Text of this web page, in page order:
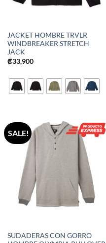
JACKET HOMBRE TRVLR
WINDBREAKER STRETCH
JACK
₡33,900
SALE!
SUDADERAS CON GORRO